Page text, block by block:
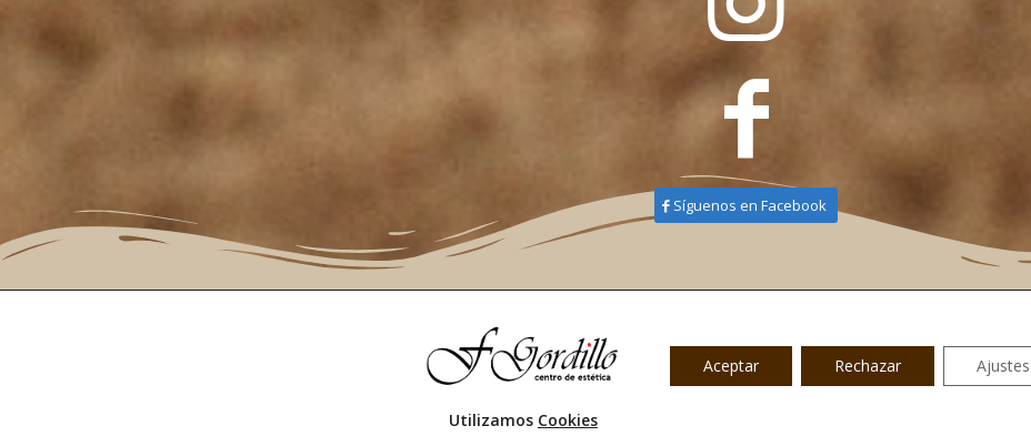
Síguenos en Facebook
© Copyright – Centro Estética Bilbao, F.Gordillo || Calle Zamakola 75 – La Peña, Bilbao ||
Aviso Legal
Política de Privacidad
Política de Cookies
Utilizamos Cookies
Aceptar Rechazar Ajustes